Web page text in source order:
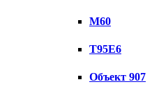
M60
T95E6
Объект 907